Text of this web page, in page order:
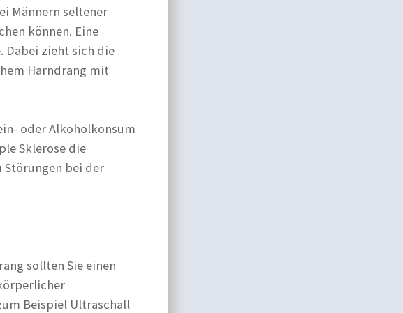
Männern seltener
können. Eine
Dabei zieht sich die
Harndrang mit
oder Alkoholkonsum
Sklerose die
Störungen bei der
sollten Sie einen
Beispiel Ultraschall